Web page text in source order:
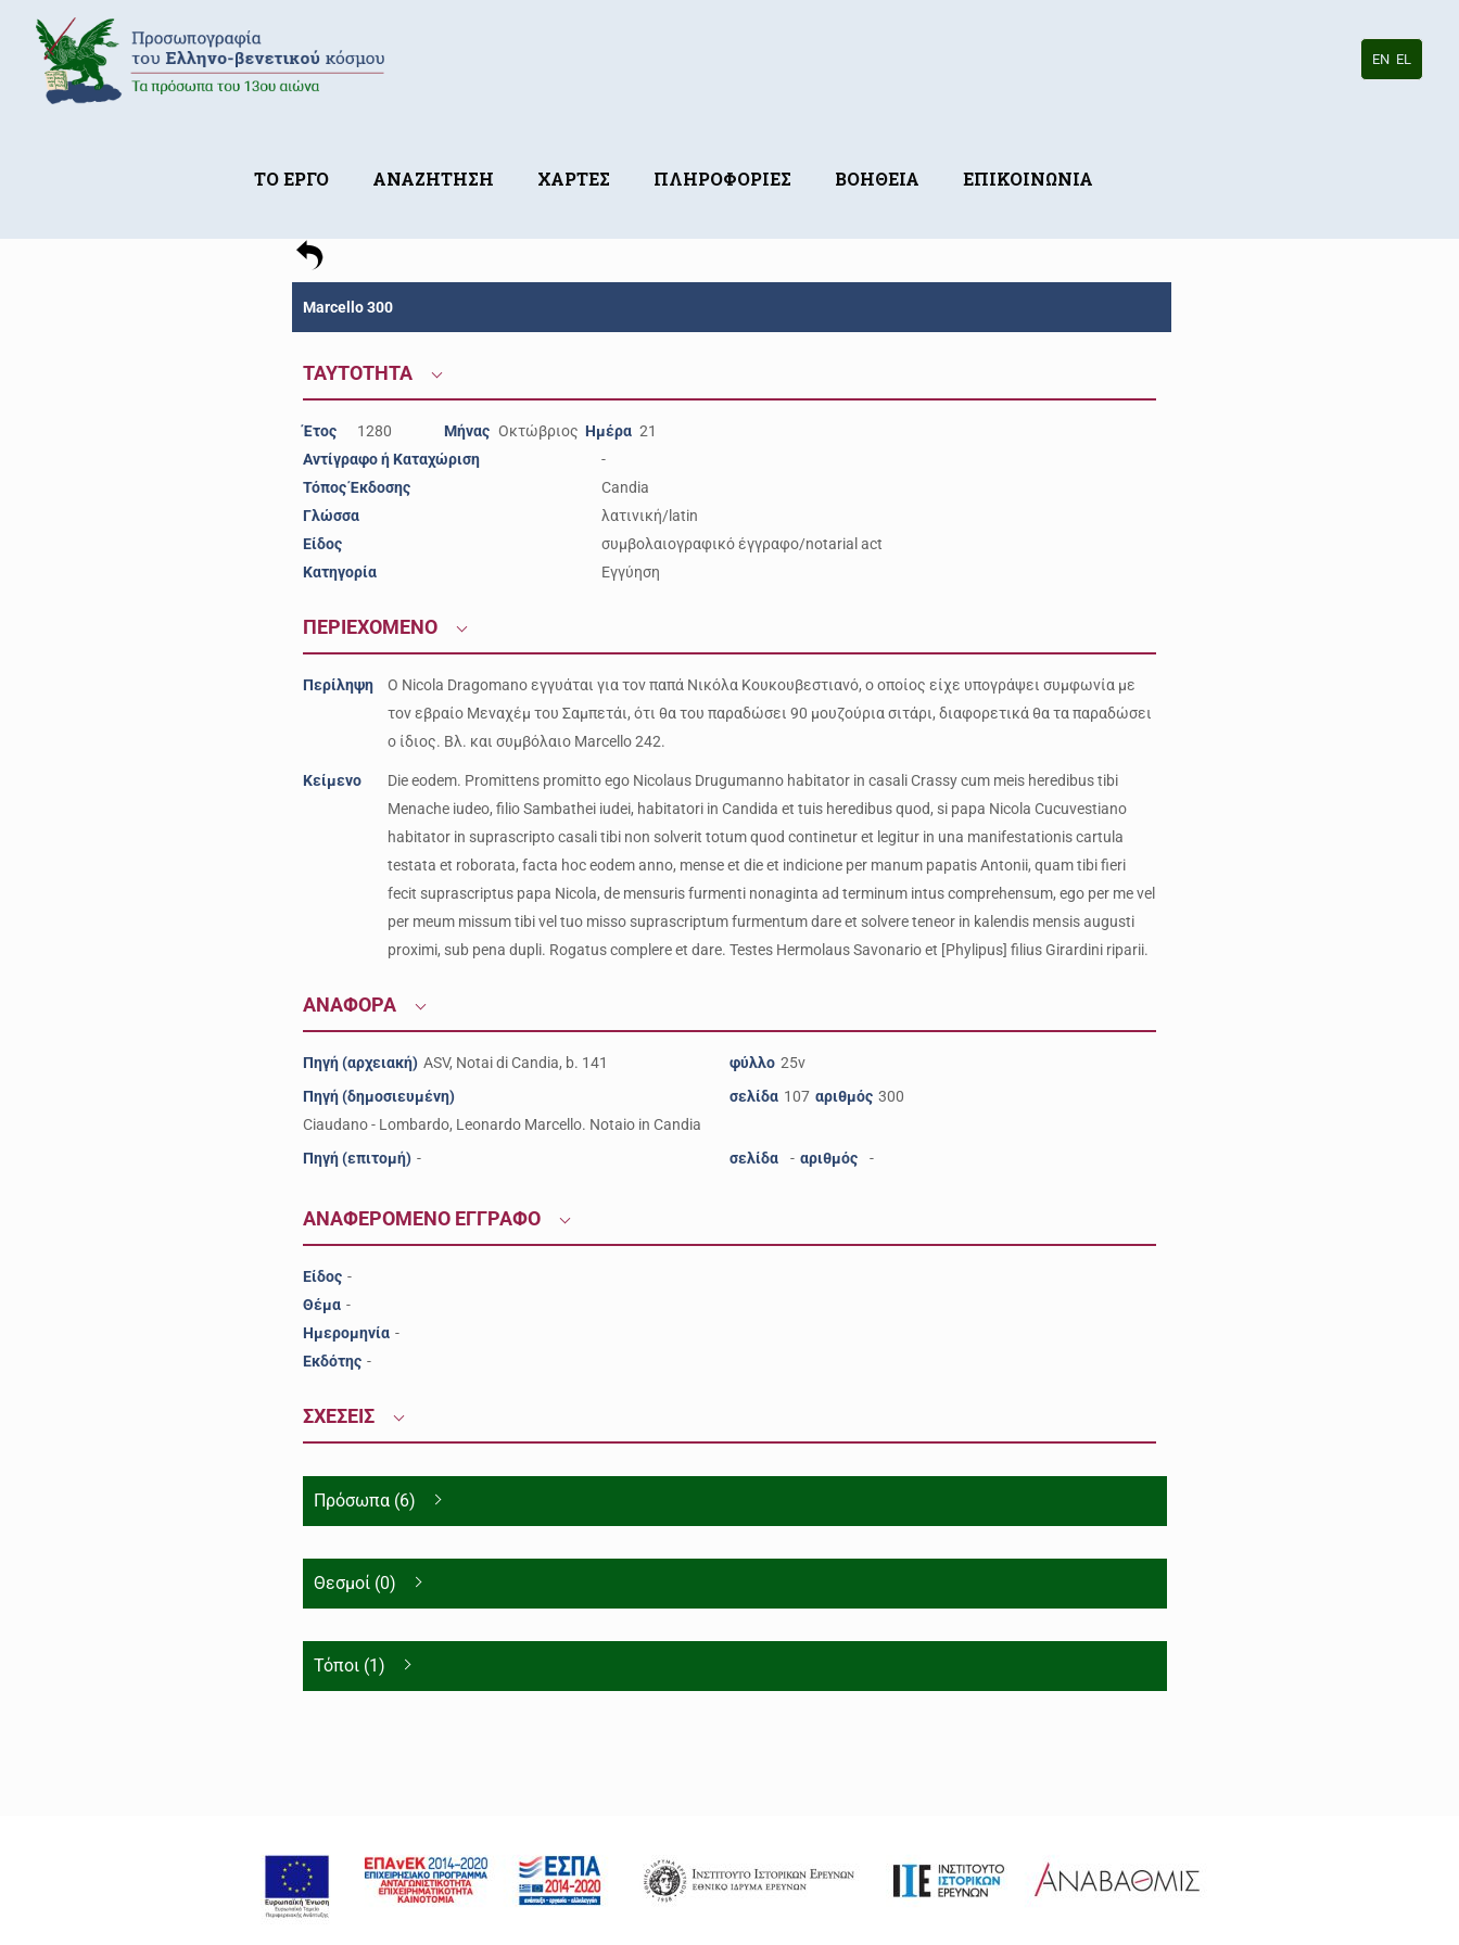
ΤΟ ΕΡΓΟ ΑΝΑΖΗΤΗΣΗ ΧΑΡΤΕΣ ΠΛΗΡΟΦΟΡΙΕΣ ΒΟΗΘΕΙΑ ΕΠΙΚΟΙΝΩΝΙΑ
EN EL
Marcello 300
ΤΑΥΤΟΤΗΤΑ
Έτος 1280 Μήνας Οκτώβριος Ημέρα 21
Αντίγραφο ή Καταχώριση
-
Τόπος Έκδοσης
Candia
Γλώσσα
λατινική/latin
Είδος
συμβολαιογραφικό έγγραφο/notarial act
Κατηγορία
Εγγύηση
ΠΕΡΙΕΧΟΜΕΝΟ
Περίληψη
O Nicola Dragomano εγγυάται για τον παπά Νικόλα Κουκουβεστιανό, ο οποίος είχε υπογράψει συμφωνία με
τον εβραίο Μεναχέμ του Σαμπετάι, ότι θα του παραδώσει 90 μουζούρια σιτάρι, διαφορετικά θα τα παραδώσει
ο ίδιος. Βλ. και συμβόλαιο Marcello 242.
Κείμενο
Die eodem. Promittens promitto ego Nicolaus Drugumanno habitator in casali Crassy cum meis heredibus tibi
Menache iudeo, filio Sambathei iudei, habitatori in Candida et tuis heredibus quod, si papa Nicola Cucuvestiano
habitator in suprascripto casali tibi non solverit totum quod continetur et legitur in una manifestationis cartula
testata et roborata, facta hoc eodem anno, mense et die et indicione per manum papatis Antonii, quam tibi fieri
fecit suprascriptus papa Nicola, de mensuris furmenti nonaginta ad terminum intus comprehensum, ego per me vel
per meum missum tibi vel tuo misso suprascriptum furmentum dare et solvere teneor in kalendis mensis augusti
proximi, sub pena dupli. Rogatus complere et dare. Testes Hermolaus Savonario et [Phylipus] filius Girardini riparii.
ΑΝΑΦΟΡΑ
Πηγή (αρχειακή) ASV, Notai di Candia, b. 141 φύλλο 25v
Πηγή (δημοσιευμένη)
Ciaudano - Lombardo, Leonardo Marcello. Notaio in Candia
σελίδα 107 αριθμός 300
Πηγή (επιτομή) - σελίδα - αριθμός -
ΑΝΑΦΕΡΟΜΕΝΟ ΕΓΓΡΑΦΟ
Είδος -
Θέμα -
Ημερομηνία -
Εκδότης -
ΣΧΕΣΕΙΣ
Πρόσωπα (6)
Θεσμοί (0)
Τόποι (1)